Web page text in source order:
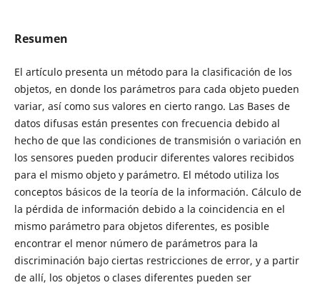
Resumen
El artículo presenta un método para la clasificación de los
objetos, en donde los parámetros para cada objeto pueden
variar, así como sus valores en cierto rango. Las Bases de
datos difusas están presentes con frecuencia debido al
hecho de que las condiciones de transmisión o variación en
los sensores pueden producir diferentes valores recibidos
para el mismo objeto y parámetro. El método utiliza los
conceptos básicos de la teoría de la información. Cálculo de
la pérdida de información debido a la coincidencia en el
mismo parámetro para objetos diferentes, es posible
encontrar el menor número de parámetros para la
discriminación bajo ciertas restricciones de error, y a partir
de allí, los objetos o clases diferentes pueden ser